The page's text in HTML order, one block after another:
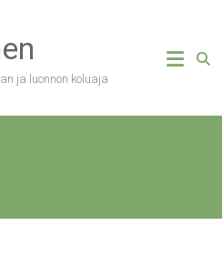
ja luonnon koluaja